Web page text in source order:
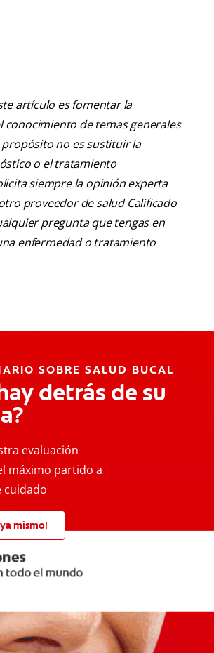
artículo es fomentar la
conocimiento de temas generales
propósito no es sustituir la
o el tratamiento
siempre la opinión experta
proveedor de salud Calificado
pregunta que tengas en
enfermedad o tratamiento
SOBRE SALUD BUCAL
detrás de su
evaluación
máximo partido a
cuidado
mismo!